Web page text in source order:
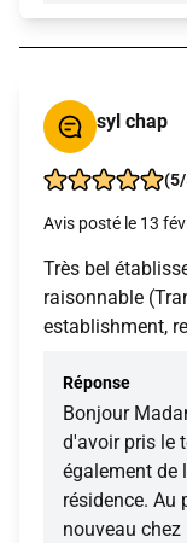
syl chap
Avis posté le 13
Très bel
raisonnable
establishment,
Réponse
Bonjour
d'avoir pris le
également de
résidence. Au
nouveau